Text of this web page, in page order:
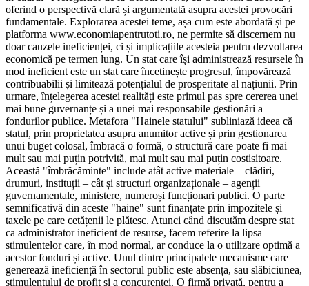
oferind o perspectivă clară și argumentată asupra acestei provocări
fundamentale. Explorarea acestei teme, așa cum este abordată și pe
platforma www.economiapentrutoti.ro, ne permite să discernem nu
doar cauzele ineficienței, ci și implicațiile acesteia pentru dezvoltarea
economică pe termen lung. Un stat care își administrează resursele în
mod ineficient este un stat care încetinește progresul, împovărează
contribuabilii și limitează potențialul de prosperitate al națiunii. Prin
urmare, înțelegerea acestei realități este primul pas spre cererea unei
mai bune guvernanțe și a unei mai responsabile gestionări a
fondurilor publice. Metafora "Hainele statului" subliniază ideea că
statul, prin proprietatea asupra anumitor active și prin gestionarea
unui buget colosal, îmbracă o formă, o structură care poate fi mai
mult sau mai puțin potrivită, mai mult sau mai puțin costisitoare.
Această "îmbrăcăminte" include atât active materiale – clădiri,
drumuri, instituții – cât și structuri organizaționale – agenții
guvernamentale, ministere, numeroși funcționari publici. O parte
semnificativă din aceste "haine" sunt finanțate prin impozitele și
taxele pe care cetățenii le plătesc. Atunci când discutăm despre stat
ca administrator ineficient de resurse, facem referire la lipsa
stimulentelor care, în mod normal, ar conduce la o utilizare optimă a
acestor fonduri și active. Unul dintre principalele mecanisme care
generează ineficiență în sectorul public este absența, sau slăbiciunea,
stimulentului de profit și a concurenței. O firmă privată, pentru a